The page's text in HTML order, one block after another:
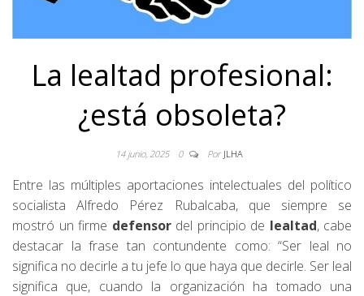
La lealtad profesional:
¿está obsoleta?
14 junio, 2025 0 Por JLHA
Entre las múltiples aportaciones intelectuales del político
socialista Alfredo Pérez Rubalcaba, que siempre se
mostró un firme defensor del principio de lealtad, cabe
destacar la frase tan contundente como: “Ser leal no
significa no decirle a tu jefe lo que haya que decirle. Ser leal
significa que, cuando la organización ha tomado una